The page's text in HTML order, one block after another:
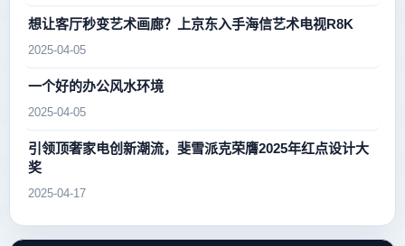
想让客厅秒变艺术画廊？上京东入手海信艺术电视R8K
2025-04-05
一个好的办公风水环境
2025-04-05
引领顶奢家电创新潮流，斐雪派克荣膺2025年红点设计大
奖
2025-04-17